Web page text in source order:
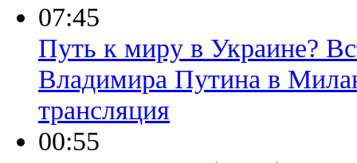
07:45
Путь к миру в Украине?
Владимира Путина в
трансляция
00:55